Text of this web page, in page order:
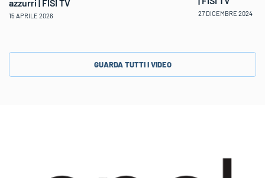
azzurri | FISI TV
15 APRILE 2026 27 DICEMBRE 2024
GUARDA TUTTI I VIDEO